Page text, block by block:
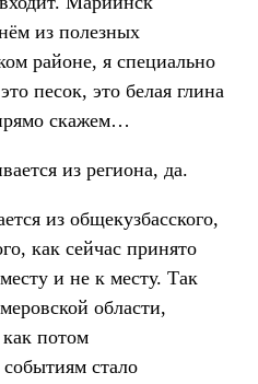
из полезных
районе, я специально
песок, это белая глина
скажем…
из региона, да.
из общекузбасского,
как сейчас принято
и не к месту. Так
области,
как потом
стало